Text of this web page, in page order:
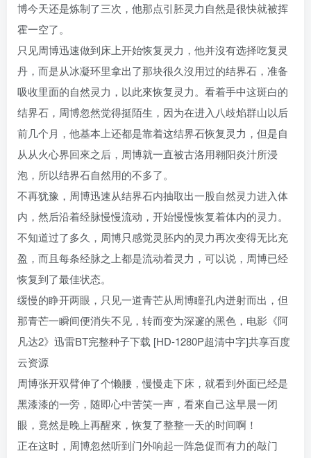
博今天还是炼制了三次，他那点引胚灵力自然是很快就被挥
霍一空了。
只见周博迅速做到床上开始恢复灵力，他并沒有选择吃复灵
丹，而是从冰凝环里拿出了那块很久沒用过的结界石，准备
吸收里面的自然灵力，以此來恢复灵力。看着手中这斑白的
结界石，周博忽然觉得挺陌生，因为在进入八歧焰群山以后
前几个月，他基本上还都是靠着这结界石恢复灵力，但是自
从从火心界回來之后，周博就一直被古洛用翱阳炎汁所浸
泡，所以结界石自然用的不多了。
不再犹豫，周博迅速从结界石内抽取出一股自然灵力进入体
内，然后沿着经脉慢慢流动，开始慢慢恢复着体内的灵力。
不知道过了多久，周博只感觉灵胚内的灵力再次变得无比充
盈，而且每条经脉之上都是流动着灵力，可以说，周博已经
恢复到了最佳状态。
缓慢的睁开两眼，只见一道青芒从周博瞳孔内迸射而出，但
那青芒一瞬间便消失不见，转而变为深邃的黑色，电影《阿
凡达2》迅雷BT完整种子下载 [HD-1280P超清中字]共享百度
云资源
周博张开双臂伸了个懒腰，慢慢走下床，就看到外面已经是
黑漆漆的一旁，随即心中苦笑一声，看來自己这早晨一闭
眼，竟然是晚上再醒來，恢复了整整一天的时间啊！
正在这时，周博忽然听到门外响起一阵急促而有力的敲门